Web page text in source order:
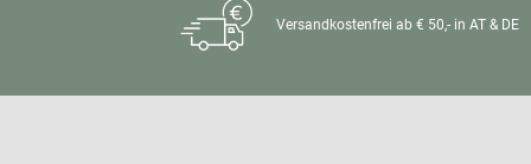
Versandkostenfrei ab € 50,- in AT & DE